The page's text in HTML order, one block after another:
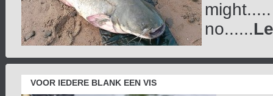
no......
VOOR IEDERE BLANK EEN VIS